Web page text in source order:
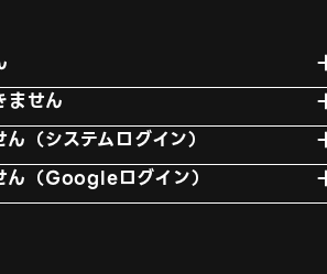
及び消音モードが解除されている事をご確認くだ
ません
ドメイン指定受信で「@amatelus.co.jp」を許可
い。 その上で、再度「新規登録」から「登録確
録済みのメールアドレスを入力後、確認メールを
（システムログイン）
登録用のURL」をクリックできていない場合があ
からのメールが届いているか確認し、
登録メールが届きません」の手順でメールを受信
ルアドレスを入力し、確認メールをご確認くださ
ん（Googleログイン）
ルアドレスの入力時、大文字小文字が登録時と間